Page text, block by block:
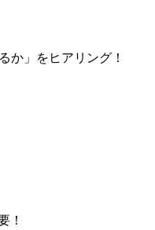
か」をヒアリング！
！